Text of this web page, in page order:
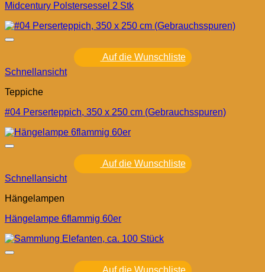
Midcentury Polstersessel 2 Stk
Auf die Wunschliste
Schnellansicht
Teppiche
#04 Perserteppich, 350 x 250 cm (Gebrauchsspuren)
Auf die Wunschliste
Schnellansicht
Hängelampen
Hängelampe 6flammig 60er